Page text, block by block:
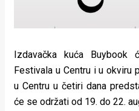
stolom
Život
Izdavačka kuća
Festivala u Centru i u okviru
u Centru u četiri dana
će se održati od 19. do 22.